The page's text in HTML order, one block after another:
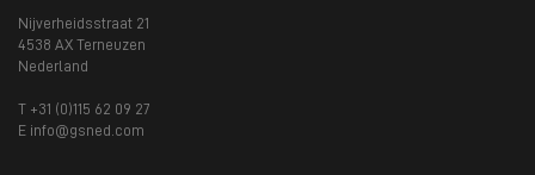
Nijverheidsstraat 21
4538 AX Terneuzen
Nederland
T +31 (0)115 62 09 27
E info@gsned.com